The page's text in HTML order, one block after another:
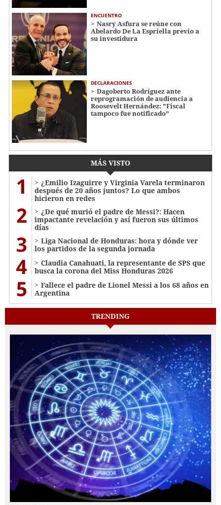
ENCUENTRO
Nasry Asfura se reúne con
Abelardo De La Espriella previo a
su investidura
DECLARACIONES
Dagoberto Rodríguez ante
reprogramación de audiencia a
Roosevelt Hernández: "Fiscal
tampoco fue notificado"
MÁS VISTO
1
¿Emilio Izaguirre y Virginia Varela terminaron
después de 20 años juntos? Lo que ambos
hicieron en redes
2
¿De qué murió el padre de Messi?: Hacen
impactante revelación y así fueron sus últimos
días
3
Liga Nacional de Honduras: hora y dónde ver
los partidos de la segunda jornada
4
Claudia Canahuati, la representante de SPS que
busca la corona del Miss Honduras 2026
5
Fallece el padre de Lionel Messi a los 68 años en
Argentina
TRENDING